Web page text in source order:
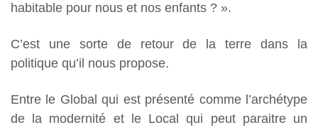
habitable pour nous et nos enfants ? ».
C’est une sorte de retour de la terre dans la
politique qu’il nous propose.
Entre le Global qui est présenté comme l’archétype
de la modernité et le Local qui peut paraitre un